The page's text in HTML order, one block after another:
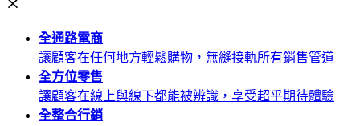
全通路電商
讓顧客在任何地方輕鬆購物，無縫接軌所有銷售管道
全方位零售
讓顧客在線上與線下都能被辨識，享受超乎期待體驗
全整合行銷